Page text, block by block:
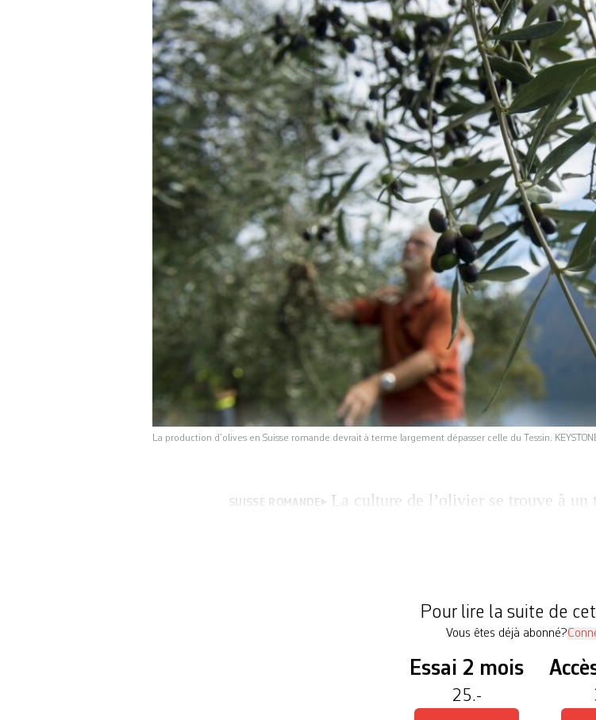
La production d’olives en Suisse romande devrait à terme largement dépasser celle du Tessin.
SUISSE ROMANDE
La culture de l’olivier se trouve à un
Pour lire la suite de
Vous êtes déjà abonné?
Essai 2 mois
25.-